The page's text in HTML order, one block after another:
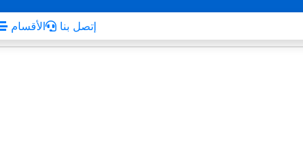
الأقسام إتصل بنا